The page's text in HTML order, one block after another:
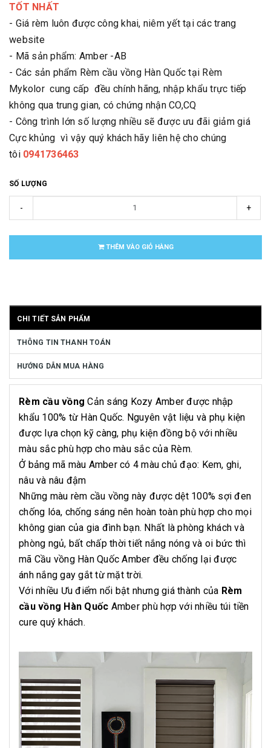
TỐT NHẤT
- Giá rèm luôn được công khai, niêm yết tại các trang
website
- Mã sản phẩm: Amber -AB
- Các sản phẩm Rèm cầu vồng Hàn Quốc tại Rèm
Mykolor cung cấp đều chính hãng, nhập khẩu trực tiếp
không qua trung gian, có chứng nhận CO,CQ
- Công trình lớn số lượng nhiều sẽ được ưu đãi giảm giá
Cực khủng vì vậy quý khách hãy liên hệ cho chúng
tôi 0941736463
SỐ LƯỢNG
- +
THÊM VÀO GIỎ HÀNG
CHI TIẾT SẢN PHẨM
THÔNG TIN THANH TOÁN
HƯỚNG DẪN MUA HÀNG
Rèm cầu vồngCản sáng Kozy Amber được nhập
khẩu 100% từ Hàn Quốc. Nguyên vật liệu và phụ kiện
được lựa chọn kỹ càng, phụ kiện đồng bộ với nhiều
màu sắc phù hợp cho màu sắc của Rèm.
Ở bảng mã màu Amber có 4 màu chủ đạo: Kem, ghi,
nâu và nâu đậm
Những màu rèm cầu vồng này được dệt 100% sợi đen
chống lóa, chống sáng nên hoàn toàn phù hợp cho mọi
không gian của gia đình bạn. Nhất là phòng khách và
phòng ngủ, bất chấp thời tiết nắng nóng và oi bức thì
mã Cầu vồng Hàn Quốc Amber đều chống lại được
ánh nắng gay gắt từ mặt trời.
Với nhiều Ưu điểm nổi bật nhưng giá thành của Rèm
cầu vồng Hàn Quốc Amber phù hợp với nhiều túi tiền
cure quý khách.